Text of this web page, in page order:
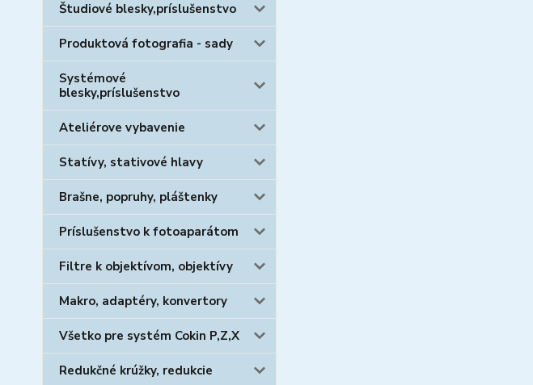
Študiové blesky,príslušenstvo
Produktová fotografia - sady
Systémové
blesky,príslušenstvo
Ateliérove vybavenie
Statívy, stativové hlavy
Brašne, popruhy, pláštenky
Príslušenstvo k fotoaparátom
Filtre k objektívom, objektívy
Makro, adaptéry, konvertory
Všetko pre systém Cokin P,Z,X
Redukčné krúžky, redukcie